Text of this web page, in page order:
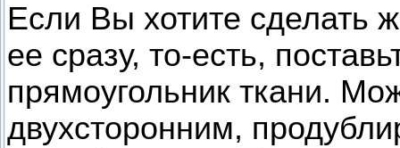
Если Вы хотите сделать
ее сразу, то-есть,
прямоугольник ткани.
двухсторонним,